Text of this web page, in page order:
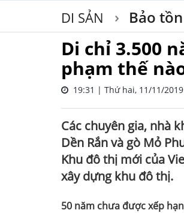
DI SẢN Bảo
Di chỉ 3.500
phạm thế
19:31 | Thứ hai, 11/11/2019
Các chuyên gia, nhà
Dền Rắn và gò Mỏ
Khu đô thị mới của
xây dựng khu đô thị.
50 năm chưa được xếp